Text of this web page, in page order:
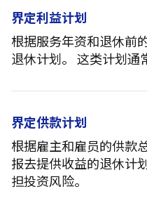
界定利益计划
根据服务年资和退休前
退休计划。 这类计划通
界定供款计划
根据雇主和雇员的供款
报去提供收益的退休计
担投资风险。